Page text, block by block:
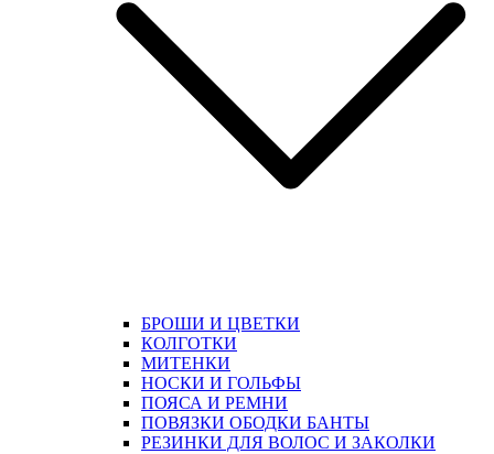
БРОШИ И ЦВЕТКИ
КОЛГОТКИ
МИТЕНКИ
НОСКИ И ГОЛЬФЫ
ПОЯСА И РЕМНИ
ПОВЯЗКИ ОБОДКИ БАНТЫ
РЕЗИНКИ ДЛЯ ВОЛОС И ЗАКОЛКИ